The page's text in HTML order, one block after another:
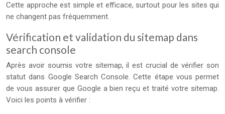
Cette approche est simple et efficace, surtout pour les sites qui
ne changent pas fréquemment.
Vérification et validation du sitemap dans
search console
Après avoir soumis votre sitemap, il est crucial de vérifier son
statut dans Google Search Console. Cette étape vous permet
de vous assurer que Google a bien reçu et traité votre sitemap.
Voici les points à vérifier :